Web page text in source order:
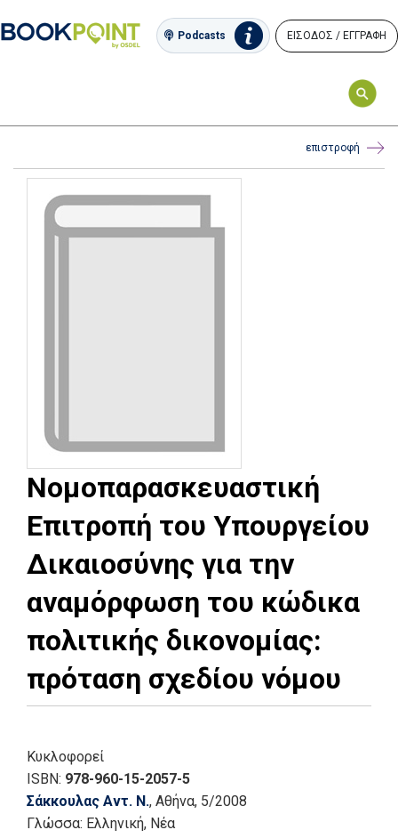
Podcasts ΕΙΣΟΔΟΣ / ΕΓΓΡΑΦΗ
επιστροφή
Νομοπαρασκευαστική
Επιτροπή του Υπουργείου
Δικαιοσύνης για την
αναμόρφωση του κώδικα
πολιτικής δικονομίας:
πρόταση σχεδίου νόμου
Κυκλοφορεί
ISBN: 978-960-15-2057-5
Σάκκουλας Αντ. Ν., Αθήνα, 5/2008
Γλώσσα: Ελληνική, Νέα